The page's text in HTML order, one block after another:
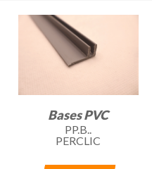
Bases PVC
PP.B..
PERCLIC